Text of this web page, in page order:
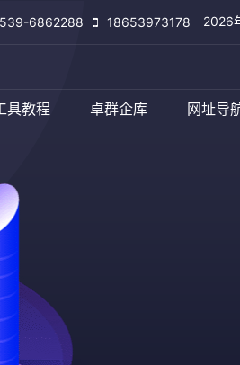
6862288 18653973178 2026
具教程 卓群企库 网址导
临沂卓群网络